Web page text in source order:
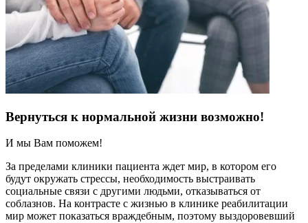
Вернуться к нормальной жизни возможно!
И мы Вам поможем!
За пределами клиники пациента ждет мир, в котором его
будут окружать стрессы, необходимость выстраивать
социальные связи с другими людьми, отказываться от
соблазнов. На контрасте с жизнью в клинике реабилитации
мир может показаться враждебным, поэтому выздоровевший